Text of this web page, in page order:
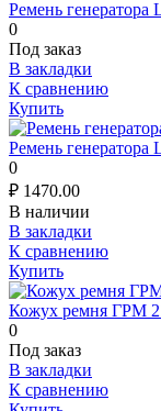
Ремень генератора
0
Под заказ
В закладки
К сравнению
Купить
Ремень генератора
0
₽ 1470.00
В наличии
В закладки
К сравнению
Купить
Кожух ремня ГРМ
0
Под заказ
В закладки
К сравнению